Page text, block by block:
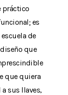
práctico
es
de
que
que quiera
sus llaves,